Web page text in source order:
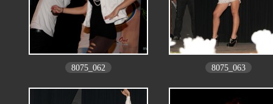
8075_062 8075_063